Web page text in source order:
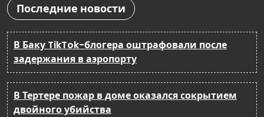
Последние новости
В Баку TikTok-блогера оштрафовали после
задержания в аэропорту
В Тертере пожар в доме оказался сокрытием
двойного убийства